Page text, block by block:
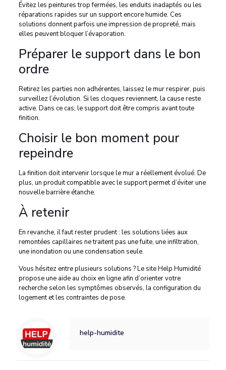
Évitez les peintures trop fermées, les enduits inadaptés ou les
réparations rapides sur un support encore humide. Ces
solutions donnent parfois une impression de propreté, mais
elles peuvent bloquer l’évaporation.
Préparer le support dans le bon
ordre
Retirez les parties non adhérentes, laissez le mur respirer, puis
surveillez l’évolution. Si les cloques reviennent, la cause reste
active. Dans ce cas, le support doit être compris avant toute
finition.
Choisir le bon moment pour
repeindre
La finition doit intervenir lorsque le mur a réellement évolué. De
plus, un produit compatible avec le support permet d’éviter une
nouvelle barrière étanche.
À retenir
En revanche, il faut rester prudent : les solutions liées aux
remontées capillaires ne traitent pas une fuite, une infiltration,
une inondation ou une condensation seule.
Vous hésitez entre plusieurs solutions ? Le site Help Humidité
propose une aide au choix en ligne afin d’orienter votre
recherche selon les symptômes observés, la configuration du
logement et les contraintes de pose.
help-humidite